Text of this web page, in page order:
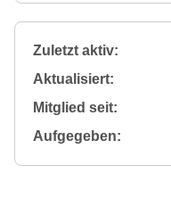
Zuletzt aktiv:
Aktualisiert:
Mitglied seit:
Aufgegeben: